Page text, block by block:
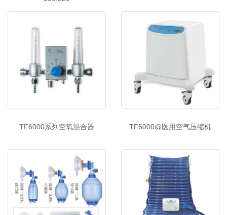
TF6000系列空氧混合器 TF5000@医用空气压缩机